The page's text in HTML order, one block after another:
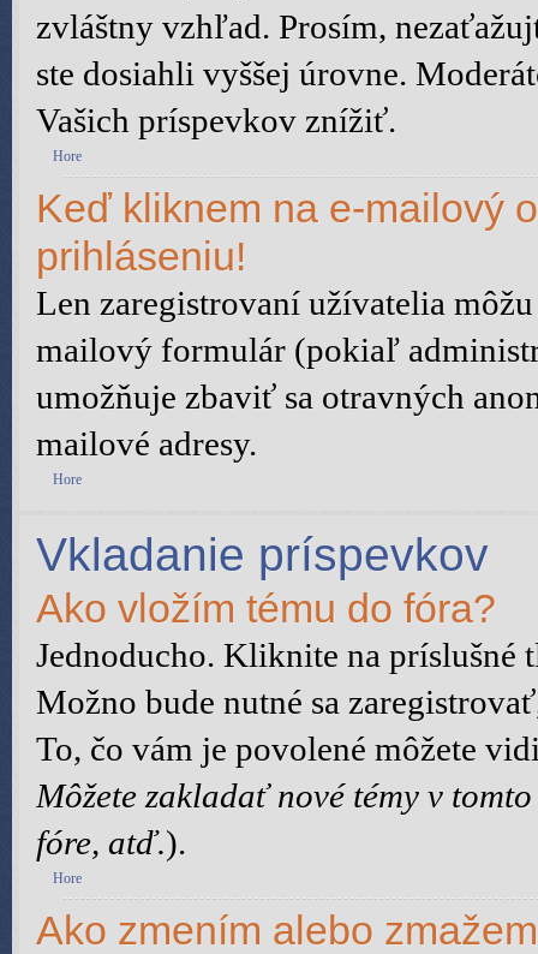
zvláštny vzhľad. Prosím,
ste dosiahli vyššej úrovne.
Vašich príspevkov znížiť.
Hore
Keď kliknem na e-mailový
prihláseniu!
Len zaregistrovaní užívatelia
mailový formulár (pokiaľ
umožňuje zbaviť sa otravných
mailové adresy.
Hore
Vkladanie príspevkov
Ako vložím tému do fóra?
Jednoducho. Kliknite na príslušné
Možno bude nutné sa
To, čo vám je povolené môžete
Môžete zakladať nové témy v
fóre, atď.).
Hore
Ako zmením alebo